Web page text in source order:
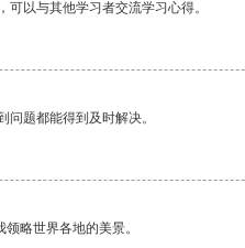
以与其他学习者交流学习心得。
题都能得到及时解决。
略世界各地的美景。